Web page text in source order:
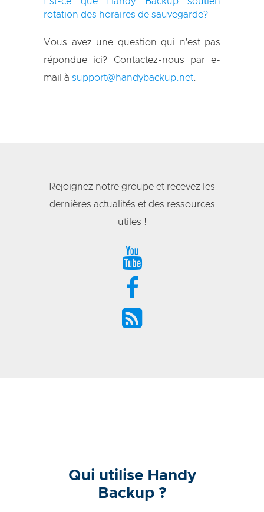
rotation des horaires de sauvegarde?
Vous avez une question qui n′est pas
répondue ici? Contactez-nous par e-
mail à support@handybackup.net
Rejoignez notre groupe et recevez les
dernières actualités et des ressources
utiles !
Qui utilise Handy
Backup ?